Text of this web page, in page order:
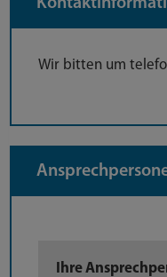
Wir bitten um
Ihre